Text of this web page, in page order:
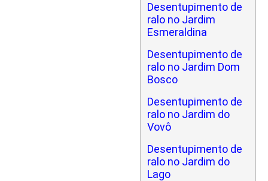
Desentupimento de
ralo no Jardim
Esmeraldina
Desentupimento de
ralo no Jardim Dom
Bosco
Desentupimento de
ralo no Jardim do
Vovô
Desentupimento de
ralo no Jardim do
Lago